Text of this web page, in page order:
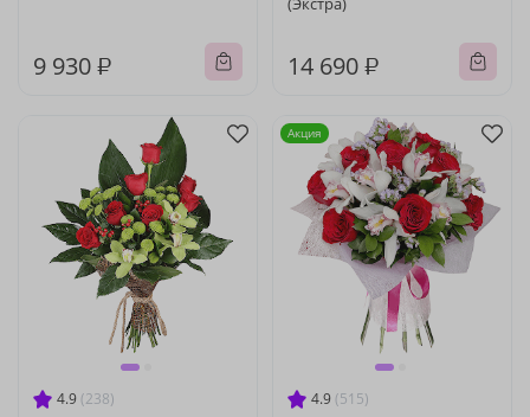
9 930 ₽ 14 690 ₽
4.9 (238) 4.9 (515)
Акция